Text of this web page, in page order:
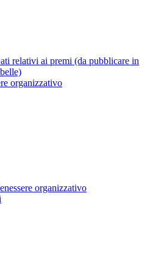
relativi ai premi (da pubblicare in
organizzativo
organizzativo